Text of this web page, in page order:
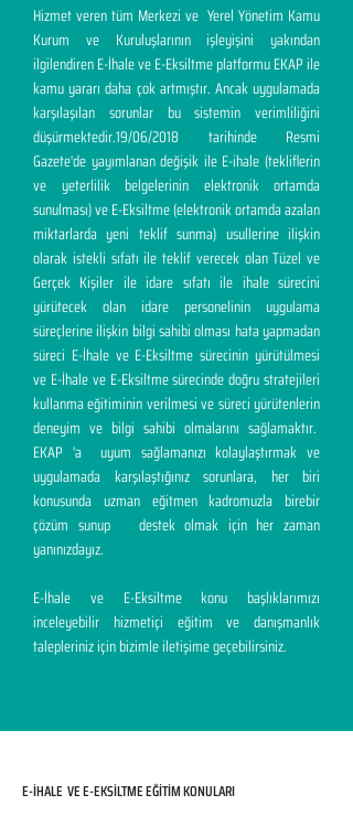
Hizmet veren tüm Merkezi ve Yerel Yönetim Kamu
Kurum ve Kuruluşlarının işleyişini yakından
ilgilendiren E-İhale ve E-Eksiltme platformu EKAP ile
kamu yararı daha çok artmıştır. Ancak uygulamada
karşılaşılan sorunlar bu sistemin verimliliğini
düşürmektedir.19/06/2018 tarihinde Resmi
Gazete'de yayımlanan değişik ile E-ihale (tekliflerin
ve yeterlilik belgelerinin elektronik ortamda
sunulması) ve E-Eksiltme (elektronik ortamda azalan
miktarlarda yeni teklif sunma) usullerine ilişkin
olarak istekli sıfatı ile teklif verecek olan Tüzel ve
Gerçek Kişiler ile idare sıfatı ile ihale sürecini
yürütecek olan idare personelinin uygulama
süreçlerine ilişkin bilgi sahibi olması hata yapmadan
süreci E-İhale ve E-Eksiltme sürecinin yürütülmesi
ve E-İhale ve E-Eksiltme sürecinde doğru stratejileri
kullanma eğitiminin verilmesi ve süreci yürütenlerin
deneyim ve bilgi sahibi olmalarını sağlamaktır.
EKAP 'a uyum sağlamanızı kolaylaştırmak ve
uygulamada karşılaştığınız sorunlara, her biri
konusunda uzman eğitmen kadromuzla birebir
çözüm sunup destek olmak için her zaman
yanınızdayız.
E-İhale ve E-Eksiltme konu başlıklarımızı
inceleyebilir hizmetiçi eğitim ve danışmanlık
talepleriniz için bizimle iletişime geçebilirsiniz.
E-İHALE VE E-EKSİLTME EĞİTİM KONULARI​